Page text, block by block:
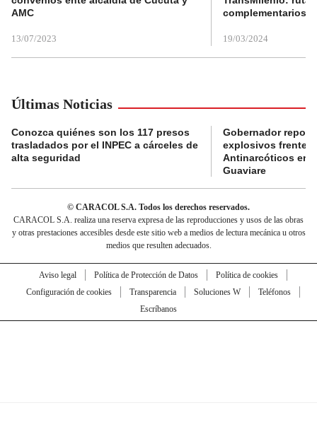
AMC
13/07/2023
complementarios
19/03/2024
Últimas Noticias
Conozca quiénes son los 117 presos
trasladados por el INPEC a cárceles de
alta seguridad
Gobernador
explosivos frente a
Antinarcóticos en
Guaviare
© CARACOL S.A. Todos los derechos reservados.
CARACOL S.A. realiza una reserva expresa de las reproducciones y usos de las obras
y otras prestaciones accesibles desde este sitio web a medios de lectura mecánica u otros
medios que resulten adecuados.
Aviso legal Política de Protección de Datos
Política de cookies
Configuración de cookies
Transparencia Soluciones W
Teléfonos
Escríbanos